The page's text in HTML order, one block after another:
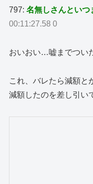
797:名無しさんといつ
00:11:27.58 0
おいおい…嘘までつい
これ、バレたら減額と
減額したのを差し引い